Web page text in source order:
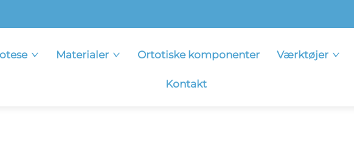
Materialer Ortotiske komponenter Værktøjer
Kontakt